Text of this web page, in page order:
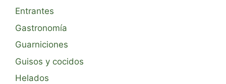
Entrantes
Gastronomía
Guarniciones
Guisos y cocidos
Helados